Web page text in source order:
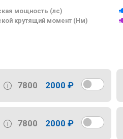
мощность (лс)
крутящий момент (Нм)
7800 2000 ₽
7800 2000 ₽